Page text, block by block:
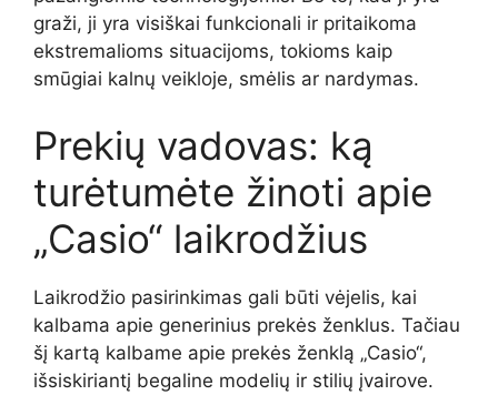
graži, ji yra visiškai funkcionali ir pritaikoma
ekstremalioms situacijoms, tokioms kaip
smūgiai kalnų veikloje, smėlis ar nardymas.
Prekių vadovas: ką
turėtumėte žinoti apie
„Casio“ laikrodžius
Laikrodžio pasirinkimas gali būti vėjelis, kai
kalbama apie generinius prekės ženklus. Tačiau
šį kartą kalbame apie prekės ženklą „Casio“,
išsiskiriantį begaline modelių ir stilių įvairove.